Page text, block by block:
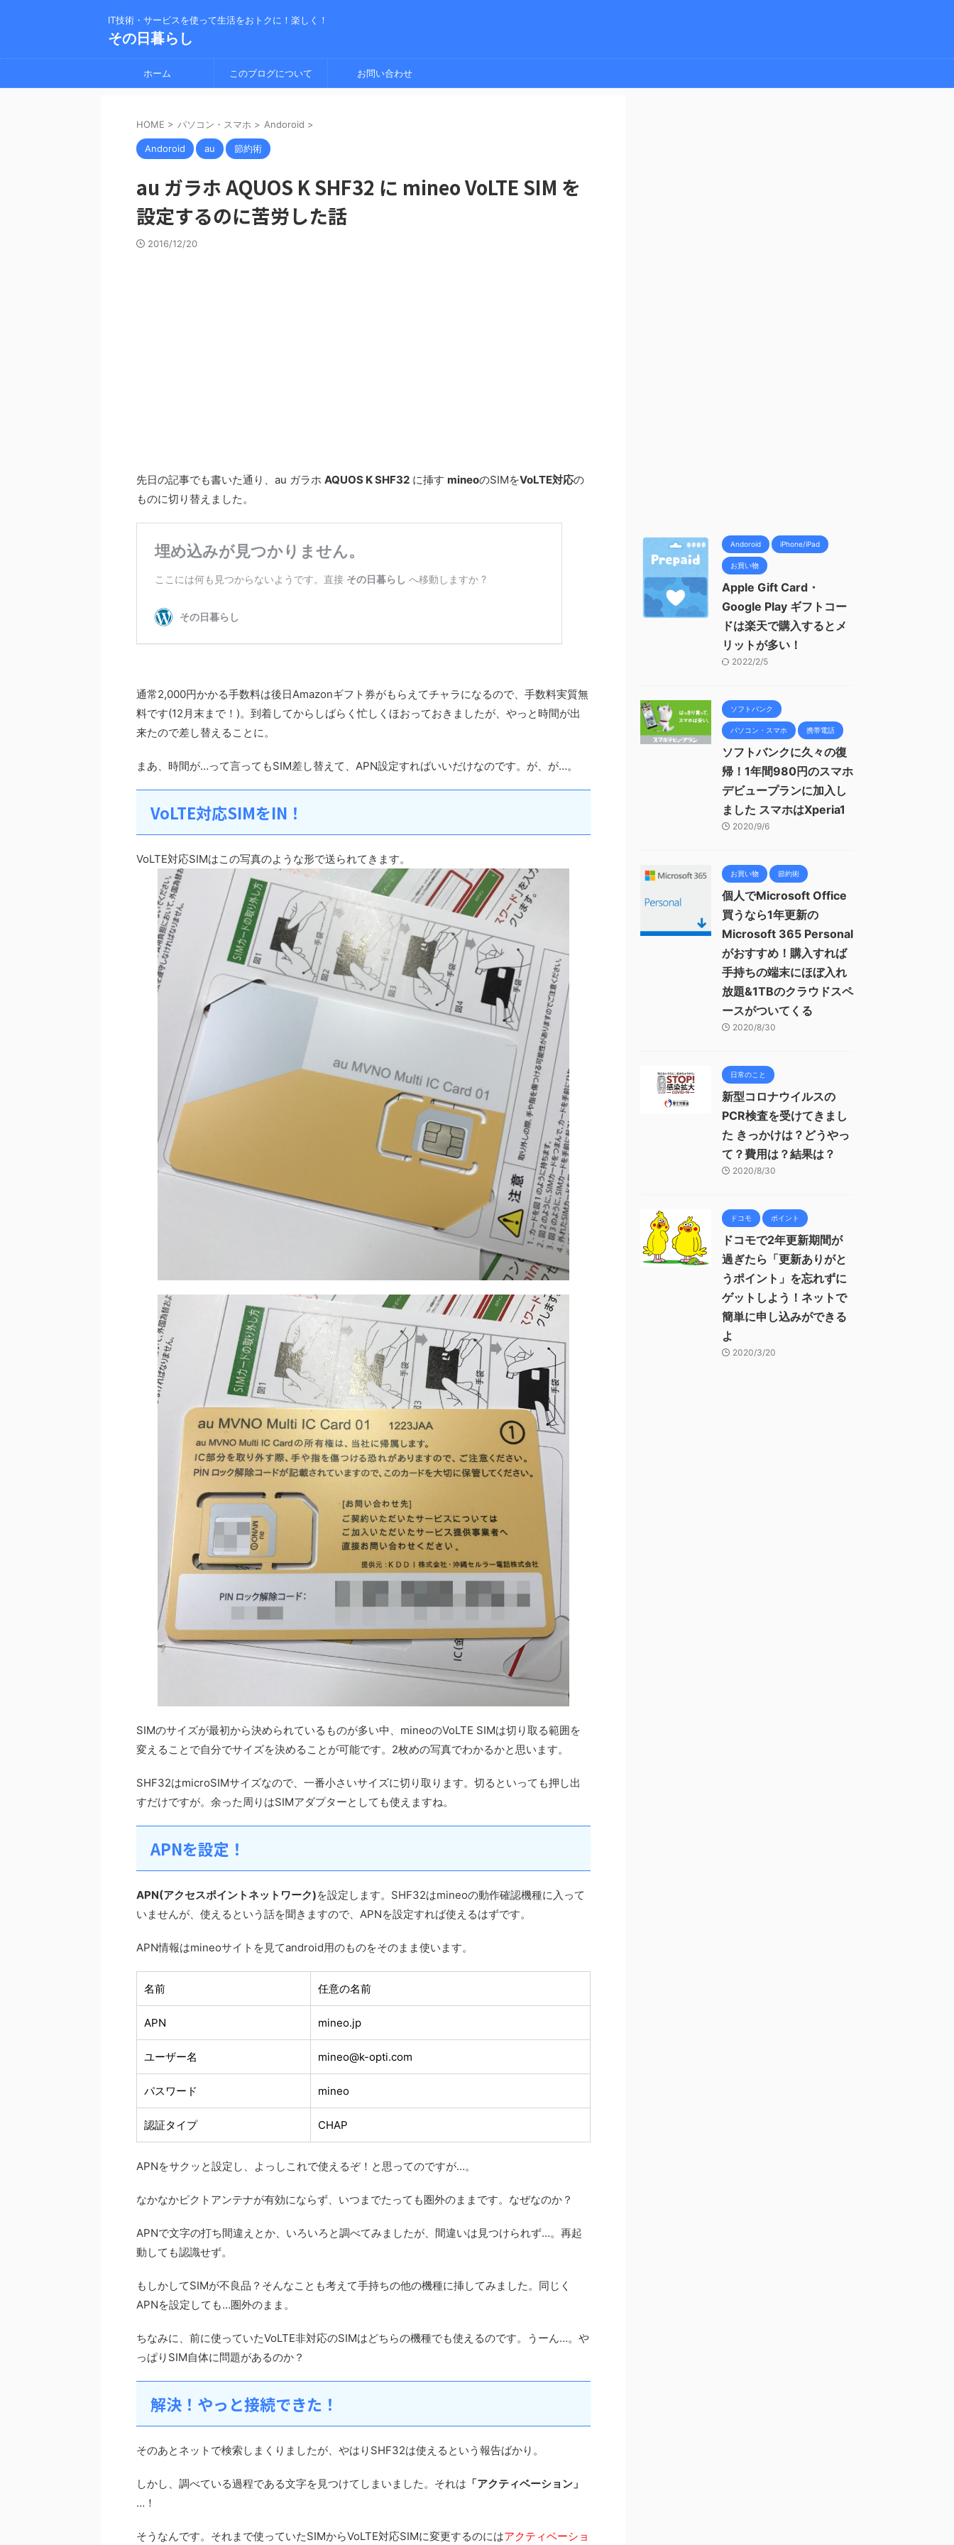
IT技術・サービスを使って生活をおトクに！楽しく！
その日暮らし
ホーム このブログについて お問い合わせ
HOME > パソコン・スマホ > Andoroid >
Andoroid au 節約術
au ガラホ AQUOS K SHF32 に mineo VoLTE SIM を
設定するのに苦労した話
2016/12/20
先日の記事でも書いた通り、au ガラホ AQUOS K SHF32 に挿す mineoのSIMをVoLTE対応の
ものに切り替えました。
通常2,000円かかる手数料は後日Amazonギフト券がもらえてチャラになるので、手数料実質無
料です(12月末まで！)。到着してからしばらく忙しくほおっておきましたが、やっと時間が出
来たので差し替えることに。
まあ、時間が…って言ってもSIM差し替えて、APN設定すればいいだけなのです。が、が…。
VoLTE対応SIMをIN！
VoLTE対応SIMはこの写真のような形で送られてきます。
SIMのサイズが最初から決められているものが多い中、mineoのVoLTE SIMは切り取る範囲を
変えることで自分でサイズを決めることが可能です。2枚めの写真でわかるかと思います。
SHF32はmicroSIMサイズなので、一番小さいサイズに切り取ります。切るといっても押し出
すだけですが。余った周りはSIMアダプターとしても使えますね。
APNを設定！
APN(アクセスポイントネットワーク)を設定します。SHF32はmineoの動作確認機種に入って
いませんが、使えるという話を聞きますので、APNを設定すれば使えるはずです。
APN情報はmineoサイトを見てandroid用のものをそのまま使います。
名前 任意の名前
APN mineo.jp
ユーザー名 mineo@k-opti.com
パスワード mineo
認証タイプ CHAP
APNをサクッと設定し、よっしこれで使えるぞ！と思ってのですが…。
なかなかピクトアンテナが有効にならず、いつまでたっても圏外のままです。なぜなのか？
APNで文字の打ち間違えとか、いろいろと調べてみましたが、間違いは見つけられず…。再起
動しても認識せず。
もしかしてSIMが不良品？そんなことも考えて手持ちの他の機種に挿してみました。同じく
APNを設定しても…圏外のまま。
ちなみに、前に使っていたVoLTE非対応のSIMはどちらの機種でも使えるのです。うーん…。や
っぱりSIM自体に問題があるのか？
解決！やっと接続できた！
そのあとネットで検索しまくりましたが、やはりSHF32は使えるという報告ばかり。
しかし、調べている過程である文字を見つけてしまいました。それは 「アクティベーション」
…！
そうなんです。それまで使っていたSIMからVoLTE対応SIMに変更するのにはアクティベーショ
Andoroid iPhone/iPad
お買い物
Apple Gift Card・
Google Play ギフトコー
ドは楽天で購入するとメ
リットが多い！
2022/2/5
ソフトバンク
パソコン・スマホ 携帯電話
ソフトバンクに久々の復
帰！1年間980円のスマホ
デビュープランに加入し
ました スマホはXperia1
2020/9/6
お買い物 節約術
個人でMicrosoft Office
買うなら1年更新の
Microsoft 365 Personal
がおすすめ！購入すれば
手持ちの端末にほぼ入れ
放題&1TBのクラウドスペ
ースがついてくる
2020/8/30
日常のこと
新型コロナウイルスの
PCR検査を受けてきまし
た きっかけは？どうやっ
て？費用は？結果は？
2020/8/30
ドコモ ポイント
ドコモで2年更新期間が
過ぎたら「更新ありがと
うポイント」を忘れずに
ゲットしよう！ネットで
簡単に申し込みができる
よ
2020/3/20